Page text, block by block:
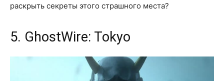
раскрыть секреты этого страшного места?
5. GhostWire: Tokyo